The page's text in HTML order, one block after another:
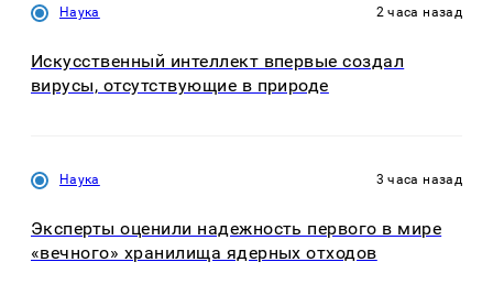
Наука 2 часа назад
Искусственный интеллект впервые создал
вирусы, отсутствующие в природе
Наука 3 часа назад
Эксперты оценили надежность первого в мире
«вечного» хранилища ядерных отходов